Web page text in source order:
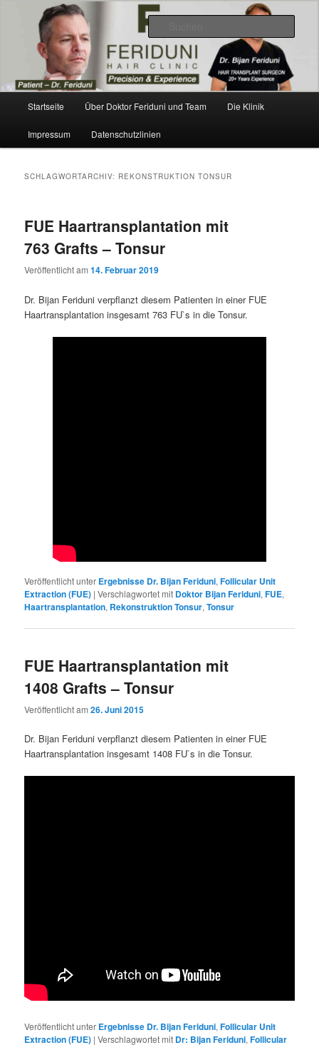
sekundären
Dr. Feriduni Haartransplantation –
Blog Österreich
Videos, Ergebnisse, Bilder
Startseite Über Doktor Feriduni und Team Die Klinik
Impressum Datenschutzlinien
SCHLAGWORTARCHIV: REKONSTRUKTION TONSUR
FUE Haartransplantation mit
763 Grafts – Tonsur
Veröffentlicht am14. Februar 2019
Dr. Bijan Feriduni verpflanzt diesem Patienten in einer FUE
Haartransplantation insgesamt 763 FU`s in die Tonsur.
Veröffentlicht unter Ergebnisse Dr. Bijan Feriduni,Follicular Unit
Extraction (FUE) |Verschlagwortet mit Doktor Bijan Feriduni,FUE,
Haartransplantation, Rekonstruktion Tonsur,Tonsur
FUE Haartransplantation mit
1408 Grafts – Tonsur
Veröffentlicht am26. Juni 2015
Dr. Bijan Feriduni verpflanzt diesem Patienten in einer FUE
Haartransplantation insgesamt 1408 FU`s in die Tonsur.
Veröffentlicht unter Ergebnisse Dr. Bijan Feriduni,Follicular Unit
Extraction (FUE) |Verschlagwortet mit Dr: Bijan Feriduni,Follicular